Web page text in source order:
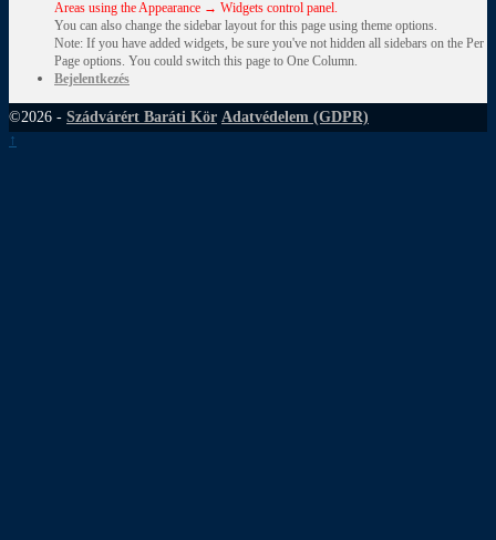
Areas using the Appearance → Widgets control panel.
You can also change the sidebar layout for this page using theme options.
Note: If you have added widgets, be sure you've not hidden all sidebars on the Per
Page options. You could switch this page to One Column.
Bejelentkezés
©2026 - Szádvárért Baráti Kör Adatvédelem (GDPR)
↑